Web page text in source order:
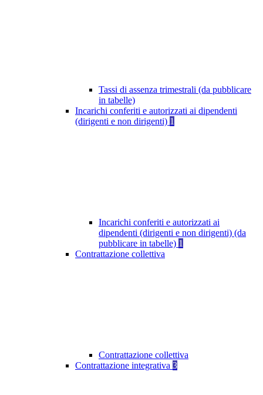
Tassi di assenza trimestrali (da pubblicare
in tabelle)
Incarichi conferiti e autorizzati ai dipendenti
(dirigenti e non dirigenti) 1
Incarichi conferiti e autorizzati ai
dipendenti (dirigenti e non dirigenti) (da
pubblicare in tabelle) 1
Contrattazione collettiva
Contrattazione collettiva
Contrattazione integrativa 3